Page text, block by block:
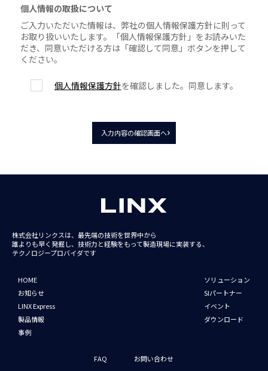
個人情報の取扱について
ご入力いただいた情報は、弊社の個人情報保護方針に則って
お取り扱いいたします。「個人情報保護方針」をお読みいた
だき、同意いただける方は「確認して同意」ボタンを押して
ください。
個人情報保護方針を確認しました。同意します。
入力内容の確認画面へ
株式会社リンクスは、最先端の技術を世界中から
誰よりも早く発掘し、技術力と経験をもって製造現場に実装する、
テクノロジープロバイダです
HOME
お知らせ
LINX Express
製品情報
事例
ソリューション
SIパートナー
イベント
ダウンロード
FAQ お問い合わせ